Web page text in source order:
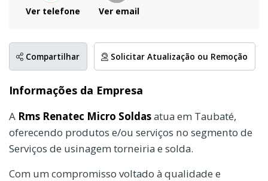
Ver telefone Ver email
Compartilhar Solicitar Atualização ou Remoção
Informações da Empresa
A Rms Renatec Micro Soldasatua em Taubaté,
oferecendo produtos e/ou serviços no segmento de
Serviços de usinagem torneiria e solda.
Com um compromisso voltado à qualidade e